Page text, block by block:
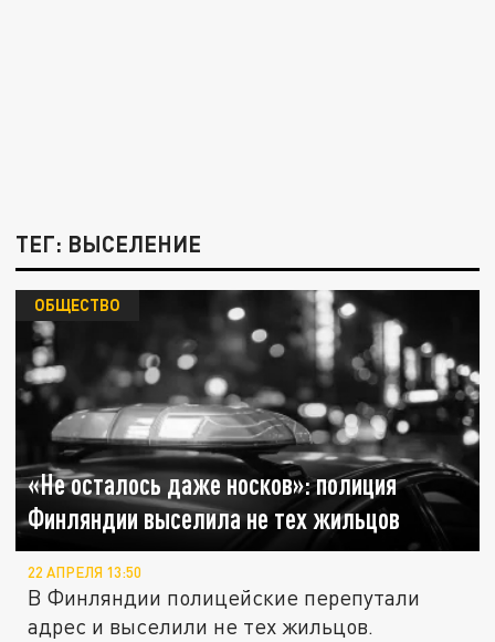
ТЕГ: ВЫСЕЛЕНИЕ
«Не осталось даже носков»: полиция
Финляндии выселила не тех жильцов
ОБЩЕСТВО
22 АПРЕЛЯ 13:50
В Финляндии полицейские перепутали
адрес и выселили не тех жильцов.